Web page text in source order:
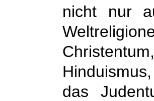
nicht nur
das